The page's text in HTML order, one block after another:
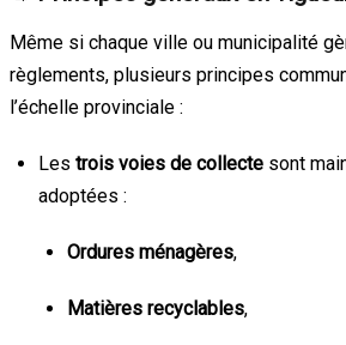
Même si chaque ville ou municipalité
règlements, plusieurs principes
l’échelle provinciale :
Les trois voies de collecte sont
adoptées :
Ordures ménagères,
Matières recyclables,